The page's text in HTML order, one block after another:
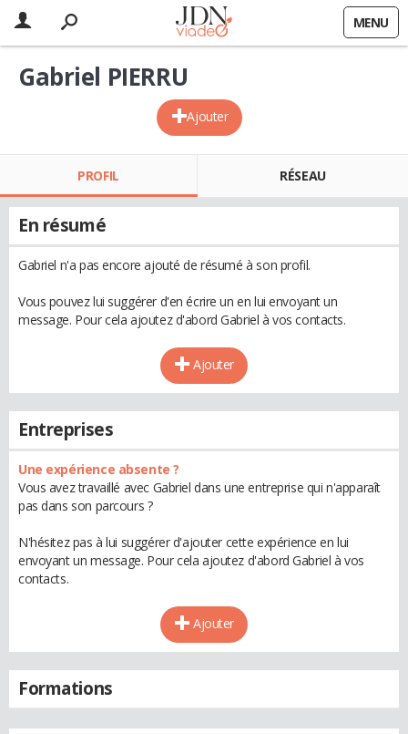
MENU
Ajouter
Gabriel PIERRU
PROFIL RÉSEAU
En résumé
Gabriel n'a pas encore ajouté de résumé à son profil.
Vous pouvez lui suggérer d'en écrire un en lui envoyant un
message. Pour cela ajoutez d'abord Gabriel à vos contacts.
Ajouter
Entreprises
Une expérience absente ?
Vous avez travaillé avec Gabriel dans une entreprise qui n'apparaît
pas dans son parcours ?
N'hésitez pas à lui suggérer d'ajouter cette expérience en lui
envoyant un message. Pour cela ajoutez d'abord Gabriel à vos
contacts.
Ajouter
Formations